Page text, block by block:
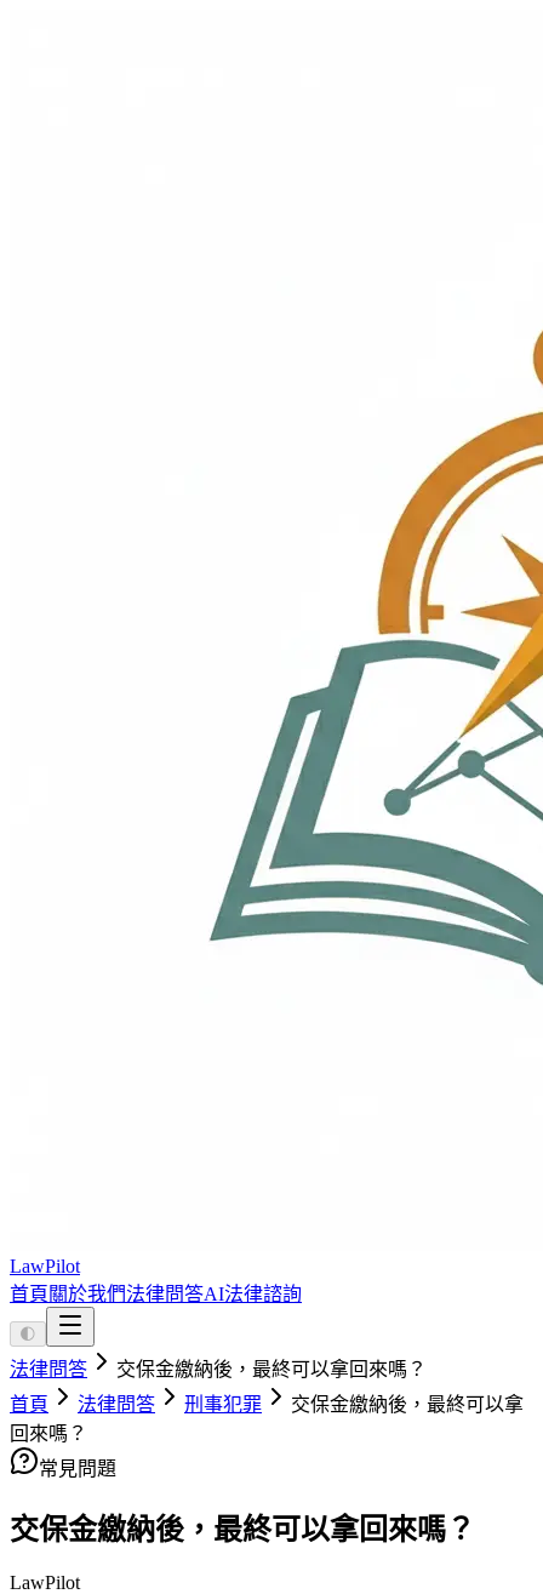
LawPilot
首頁 關於我們法律問答AI法律諮詢
🌓
法律問答
交保金繳納後，最終可以拿回來嗎？
首頁
法律問答 刑事犯罪
交保金繳納後，最終可以拿
回來嗎？
常見問題
交保金繳納後，最終可以拿回來嗎？
LawPilot